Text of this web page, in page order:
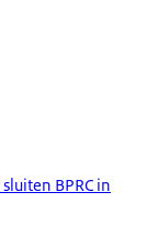
BPRC in